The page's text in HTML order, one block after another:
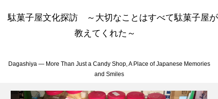
駄菓子屋文化探訪 ～大切なことはすべて駄菓子屋が
教えてくれた～
Dagashiya — More Than Just a Candy Shop, A Place of Japanese Memories
and Smiles